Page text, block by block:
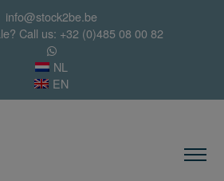
info@stock2be.be
Call us: +32 (0)485 08 00 82
NL
EN